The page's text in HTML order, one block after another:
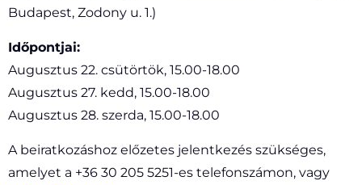
Budapest, Zodony u. 1.)
Időpontjai:
Augusztus 22. csütörtök, 15.00-18.00
Augusztus 27. kedd, 15.00-18.00
Augusztus 28. szerda, 15.00-18.00
A beiratkozáshoz előzetes jelentkezés szükséges,
amelyet a +36 30 205 5251-es telefonszámon, vagy